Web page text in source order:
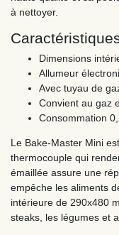
à nettoyer.
Dimensions
Allumeur
Avec tuyau de
Convient au gaz
Consommation
Le Bake-Master Mini
thermocouple qui
émaillée assure une
empêche les aliments
intérieure de 290x480
steaks, les légumes et